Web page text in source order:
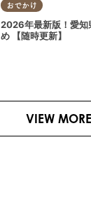
おでかけ
2026年最新版！愛知
め 【随時更新】
VIEW MORE